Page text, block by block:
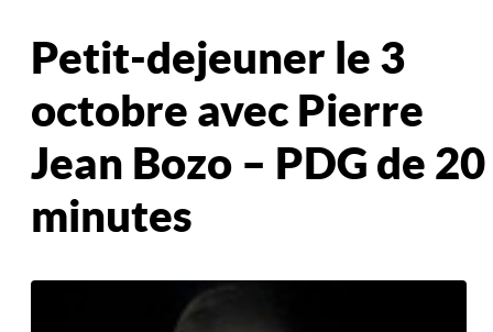
Petit-dejeuner le 3
octobre avec Pierre
Jean Bozo – PDG de 20
minutes